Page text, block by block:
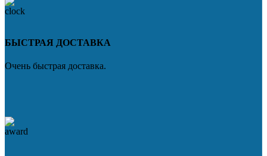
БЫСТРАЯ ДОСТАВКА
Очень быстрая доставка.